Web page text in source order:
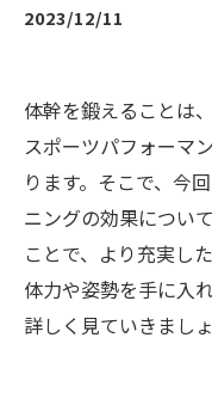
2023/12/11
体幹を鍛えることは
スポーツパフォーマ
ります。そこで、今
ニングの効果につい
ことで、より充実し
体力や姿勢を手に入
詳しく見ていきましょ